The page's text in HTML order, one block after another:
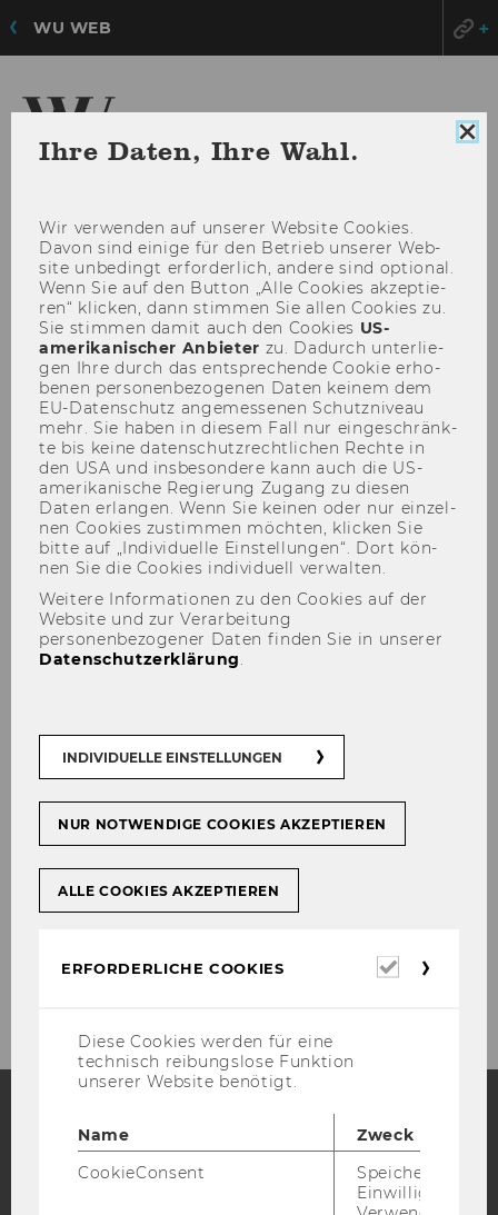
WU WEB
Zentrum für
MENÜ
Projekte
2026
FacebookInstagramBlog
Ihre Daten, Ihre Wahl.
Wir ver­wen­den auf un­se­rer Web­site Coo­kies.
Davon sind ei­ni­ge für den Be­trieb un­se­rer Web­
site un­be­dingt er­for­der­lich, an­de­re sind op­tio­nal.
Wenn Sie auf den But­ton „Alle Coo­kies ak­zep­tie­
ren“ kli­cken, dann stim­men Sie allen Coo­kies zu.
Sie stim­men damit auch den Coo­kies US-​
amerikanischer An­bie­ter zu. Da­durch un­ter­lie­
gen Ihre durch das ent­spre­chen­de Coo­kie er­ho­
be­nen per­so­nen­be­zo­ge­nen Daten kei­nem dem
EU-​Datenschutz an­ge­mes­se­nen Schutz­ni­veau
mehr. Sie haben in die­sem Fall nur ein­ge­schränk­
te bis keine da­ten­schutz­recht­li­chen Rech­te in
den USA und ins­be­son­de­re kann auch die US-​
amerikanische Re­gie­rung Zu­gang zu die­sen
Daten er­lan­gen. Wenn Sie kei­nen oder nur ein­zel­
nen Coo­kies zu­stim­men möch­ten, kli­cken Sie
bitte auf „In­di­vi­du­el­le Ein­stel­lun­gen“. Dort kön­
nen Sie die Coo­kies in­di­vi­du­ell ver­wal­ten.
Weitere Informationen zu den Cookies auf der
Website und zur Verarbeitung
personenbezogener Daten finden Sie in unserer
Datenschutzerklärung.
INDIVIDUELLE EINSTELLUNGEN
NUR NOTWENDIGE COOKIES AKZEPTIEREN
ALLE COOKIES AKZEPTIEREN
ERFORDERLICHE COOKIES
Diese Cookies werden für eine
technisch reibungslose Funktion
unserer Website benötigt.
Name
Zweck
CookieConsent
Speichert Ihre
Einwilligung zur